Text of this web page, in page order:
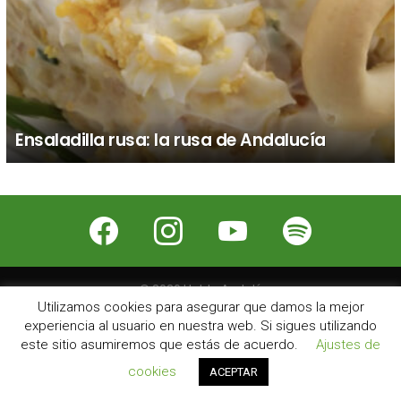
Ensaladilla rusa: la rusa de Andalucía
facebook instagram youtube spotify
© 2026 Hablo Andalú
Nosotros
Contacto Publicidad Aviso Legal
Utilizamos cookies para asegurar que damos la mejor
experiencia al usuario en nuestra web. Si sigues utilizando
este sitio asumiremos que estás de acuerdo.
Ajustes de
cookies
ACEPTAR